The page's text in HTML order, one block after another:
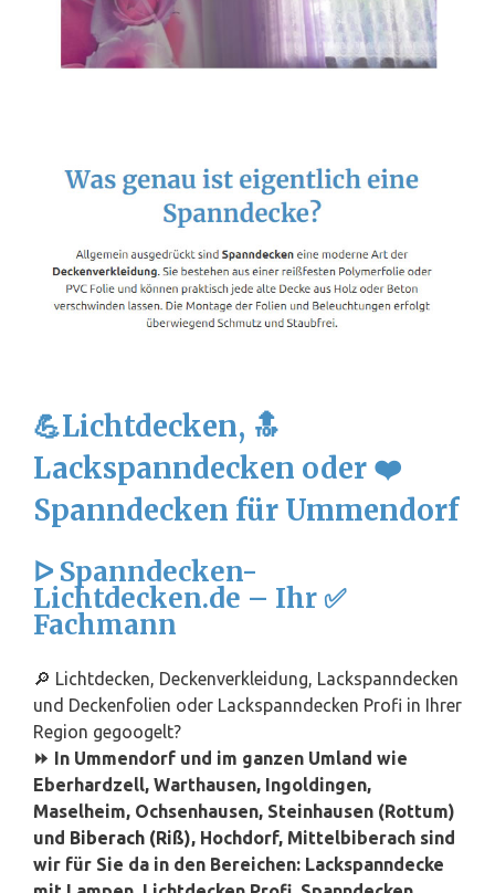
💪Lichtdecken, 🔝
Lackspanndecken oder ❤️
Spanndecken für Ummendorf
ᐅ Spanndecken-
Lichtdecken.de – Ihr ✅
Fachmann
🔎 Lichtdecken, Deckenverkleidung, Lackspanndecken
und Deckenfolien oder Lackspanndecken Profi in Ihrer
Region gegoogelt?
⏩ In Ummendorf und im ganzen Umland wie
Eberhardzell, Warthausen, Ingoldingen,
Maselheim, Ochsenhausen, Steinhausen (Rottum)
und Biberach (Riß), Hochdorf, Mittelbiberach sind
wir für Sie da in den Bereichen: Lackspanndecke